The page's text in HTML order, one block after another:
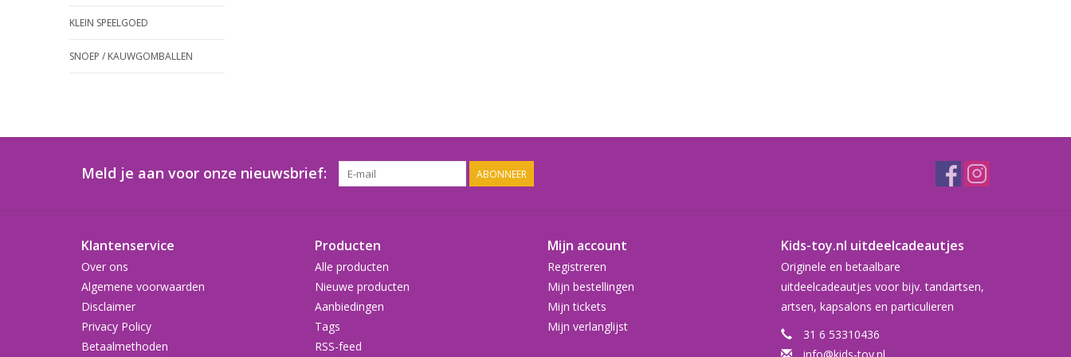
KLEIN SPEELGOED
SNOEP / KAUWGOMBALLEN
Meld je aan voor onze nieuwsbrief: ABONNEER
Klantenservice
Over ons
Algemene voorwaarden
Disclaimer
Privacy Policy
Betaalmethoden
Producten
Alle producten
Nieuwe producten
Aanbiedingen
Tags
RSS-feed
Mijn account
Registreren
Mijn bestellingen
Mijn tickets
Mijn verlanglijst
Kids-toy.nl uitdeelcadeautjes
Originele en betaalbare
uitdeelcadeautjes voor bijv. tandartsen,
artsen, kapsalons en particulieren
31 6 53310436